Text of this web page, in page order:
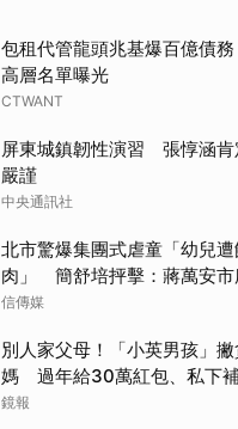
包租代管龍頭兆基爆百億債
高層名單曝光
CTWANT
屏東城鎮韌性演習 張惇涵肯
嚴謹
中央通訊社
北市驚爆集團式虐童「幼兒
肉」 簡舒培抨擊：蔣萬安市
信傳媒
別人家父母！「小英男孩」
媽 過年給30萬紅包、私下
鏡報